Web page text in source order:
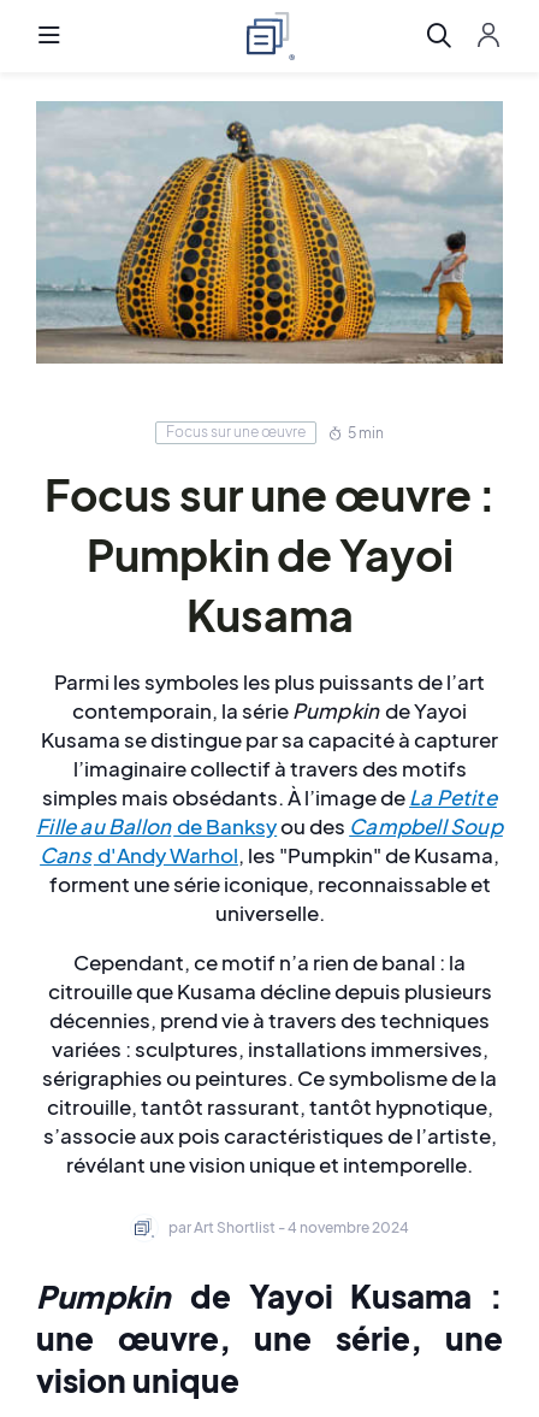
Focus sur une œuvre 5 min
Focus sur une œuvre :
Pumpkin de Yayoi
Kusama
Parmi les symboles les plus puissants de l’art
contemporain, la sériePumpkin de Yayoi
Kusama se distingue par sa capacité à capturer
l’imaginaire collectif à travers des motifs
simples mais obsédants. À l’image deLa Petite
Fille au Ballon de Banksyou des Campbell Soup
Cans d'Andy Warhol, les "Pumpkin" de Kusama,
forment une série iconique, reconnaissable et
universelle.
Cependant, ce motif n’a rien de banal : la
citrouille que Kusama décline depuis plusieurs
décennies, prend vie à travers des techniques
variées : sculptures, installations immersives,
sérigraphies ou peintures. Ce symbolisme de la
citrouille, tantôt rassurant, tantôt hypnotique,
s’associe aux pois caractéristiques de l’artiste,
révélant une vision unique et intemporelle.
par Art Shortlist - 4 novembre 2024
Pumpkin de Yayoi Kusama :
une œuvre, une série, une
vision unique